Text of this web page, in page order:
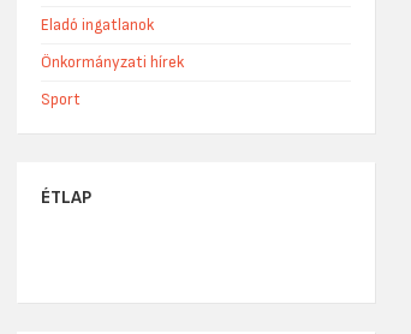
Eladó ingatlanok
Önkormányzati hírek
Sport
ÉTLAP